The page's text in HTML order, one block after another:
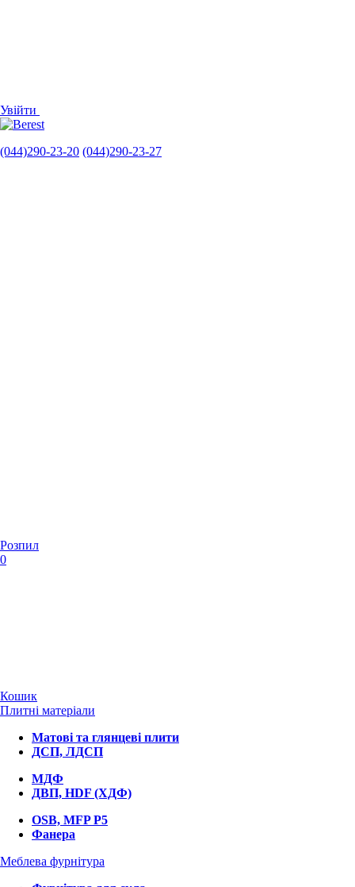
Увійти
(044)290-23-20 (044)290-23-27
Розпил
0
Кошик
Плитні матеріали
Матові та глянцеві плити
ДСП, ЛДСП
МДФ
ДВП, HDF (ХДФ)
OSB, MFP P5
Фанера
Меблева фурнітура